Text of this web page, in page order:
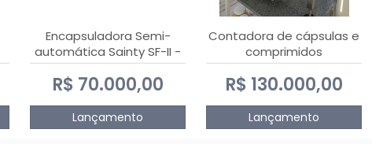
Encapsuladora Semi-
automática Sainty SF-II -
0 e 00
R$ 70.000,00
Lançamento
Contadora de cápsulas e
comprimidos
PHARMACOUNT - 2-2R3
R$ 130.000,00
Lançamento